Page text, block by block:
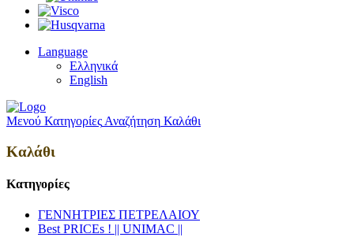
Language
Ελληνικά
English
Μενού Κατηγορίες Αναζήτηση Καλάθι
Καλάθι
Κατηγορίες
ΓΕΝΝΗΤΡΙΕΣ ΠΕΤΡΕΛΑΙΟΥ
Best PRICEs ! || UNIMAC ||